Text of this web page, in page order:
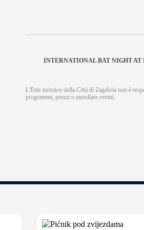
INTERNATIONAL BAT NIGHT
L'Ente turistico della Città di Zagabria non è
programmi, prezzi o annullare eventi.